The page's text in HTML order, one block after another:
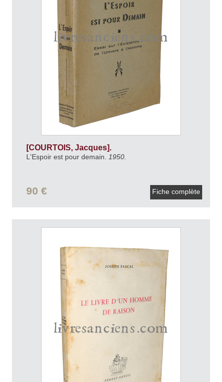
[COURTOIS, Jacques].
L'Espoir est pour demain. 1950.
90 € Fiche complète